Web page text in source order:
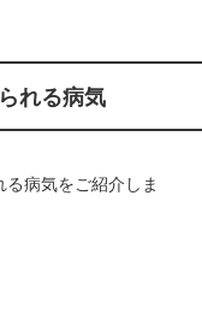
れる病気
病気をご紹介しま